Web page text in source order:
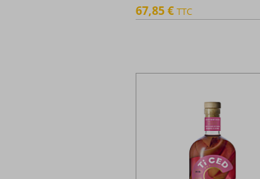
67,85 € TTC